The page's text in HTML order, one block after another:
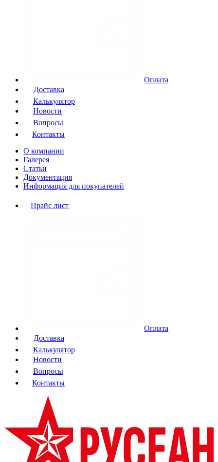
Оплата
Доставка
Калькулятор
Новости
Вопросы
Контакты
О компании
Галерея
Статьи
Документация
Информация для покупателей
Прайс лист
Оплата
Доставка
Калькулятор
Новости
Вопросы
Контакты